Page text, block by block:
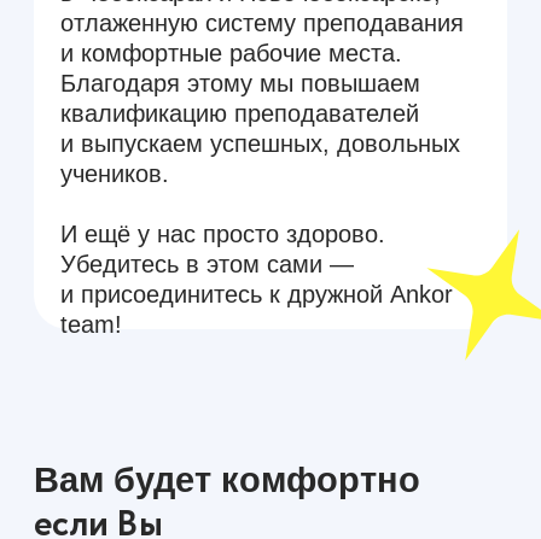
И ещё у нас просто здорово.
Убедитесь в этом сами —
и присоединитесь к дружной Ankor
team!
— с любопытством смотрите
на интересные задачи и готовы учиться
— смотрите на жизнь позитивно
если Вы